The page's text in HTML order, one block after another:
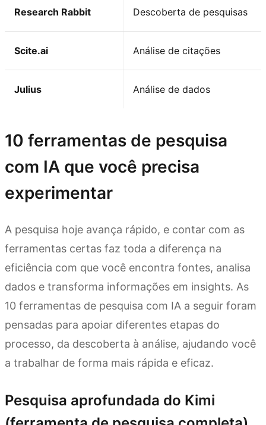
Research Rabbit Descoberta de pesquisas
Scite.ai Análise de citações
Julius Análise de dados
10 ferramentas de pesquisa
com IA que você precisa
experimentar
A pesquisa hoje avança rápido, e contar com as
ferramentas certas faz toda a diferença na
eficiência com que você encontra fontes, analisa
dados e transforma informações em insights. As
10 ferramentas de pesquisa com IA a seguir foram
pensadas para apoiar diferentes etapas do
processo, da descoberta à análise, ajudando você
a trabalhar de forma mais rápida e eficaz.
Pesquisa aprofundada do Kimi